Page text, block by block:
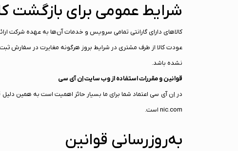
محصولات کارکرده
خواندنی ها
شرایط عمومی برای بازگشت
کالاهای دارای گارانتی تمامی سرویس‌ و خدمات آن‌ها به عهده شرکت ارائه دهنده
عودت کالا از طرف مشتری در شرایط بروز هرگونه مغایرت در سفارش
نشده باشد.
قوانین و مقررات استفاده از وبسایت اِن آی سی
nic.com است.
به‌روزرسانی قوانین